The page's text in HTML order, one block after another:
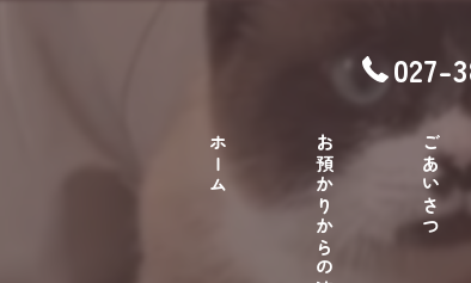
027-
ホーム お預かりからの流れ ごあいさつ